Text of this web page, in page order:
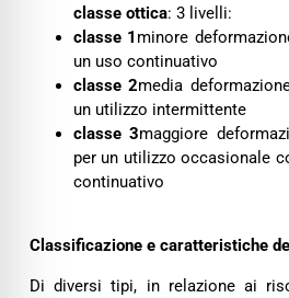
classe ottica: 3 livelli:
classe 1 minore
un uso continuativo
classe 2media
un utilizzo intermittente
classe 3maggiore
per un utilizzo occasionale
continuativo
Classificazione e caratteristiche
Di diversi tipi, in relazione ai